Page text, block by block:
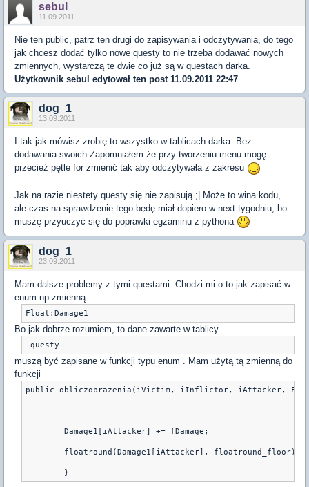
sebul
11.09.2011
Nie ten public, patrz ten drugi do zapisywania i odczytywania, do tego
jak chcesz dodać tylko nowe questy to nie trzeba dodawać nowych
zmiennych, wystarczą te dwie co już są w questach darka.
Użytkownik sebul edytował ten post 11.09.2011 22:47
dog_1
13.09.2011
I tak jak mówisz zrobię to wszystko w tablicach darka. Bez
dodawania swoich.Zapomniałem że przy tworzeniu menu mogę
przecież pętle for zmienić tak aby odczytywała z zakresu
Jak na razie niestety questy się nie zapisują ;| Może to wina kodu,
ale czas na sprawdzenie tego będę miał dopiero w next tygodniu, bo
muszę przyuczyć się do poprawki egzaminu z pythona
dog_1
23.09.2011
Mam dalsze problemy z tymi questami. Chodzi mi o to jak zapisać w
enum np.zmienną
Bo jak dobrze rozumiem, to dane zawarte w tablicy
muszą być zapisane w funkcji typu enum . Mam użytą tą zmienną do
funkcji
public obliczobrazenia(iVictim, iInflictor, iAttacker,
	Damage1[iAttacker] += fDamage;
	floatround(Damage1[iAttacker], floatround_floor);